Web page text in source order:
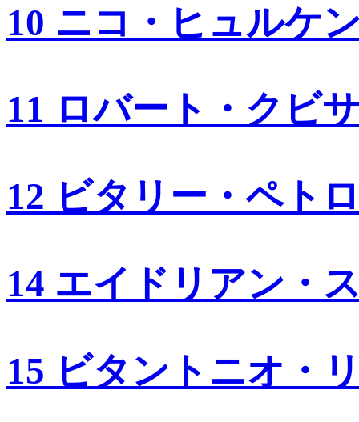
10 ニコ・ヒュルケ
11 ロバート・クビ
12 ビタリー・ペト
14 エイドリアン・
15 ビタントニオ・